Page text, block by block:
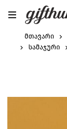
მთავარი
სამაჯური